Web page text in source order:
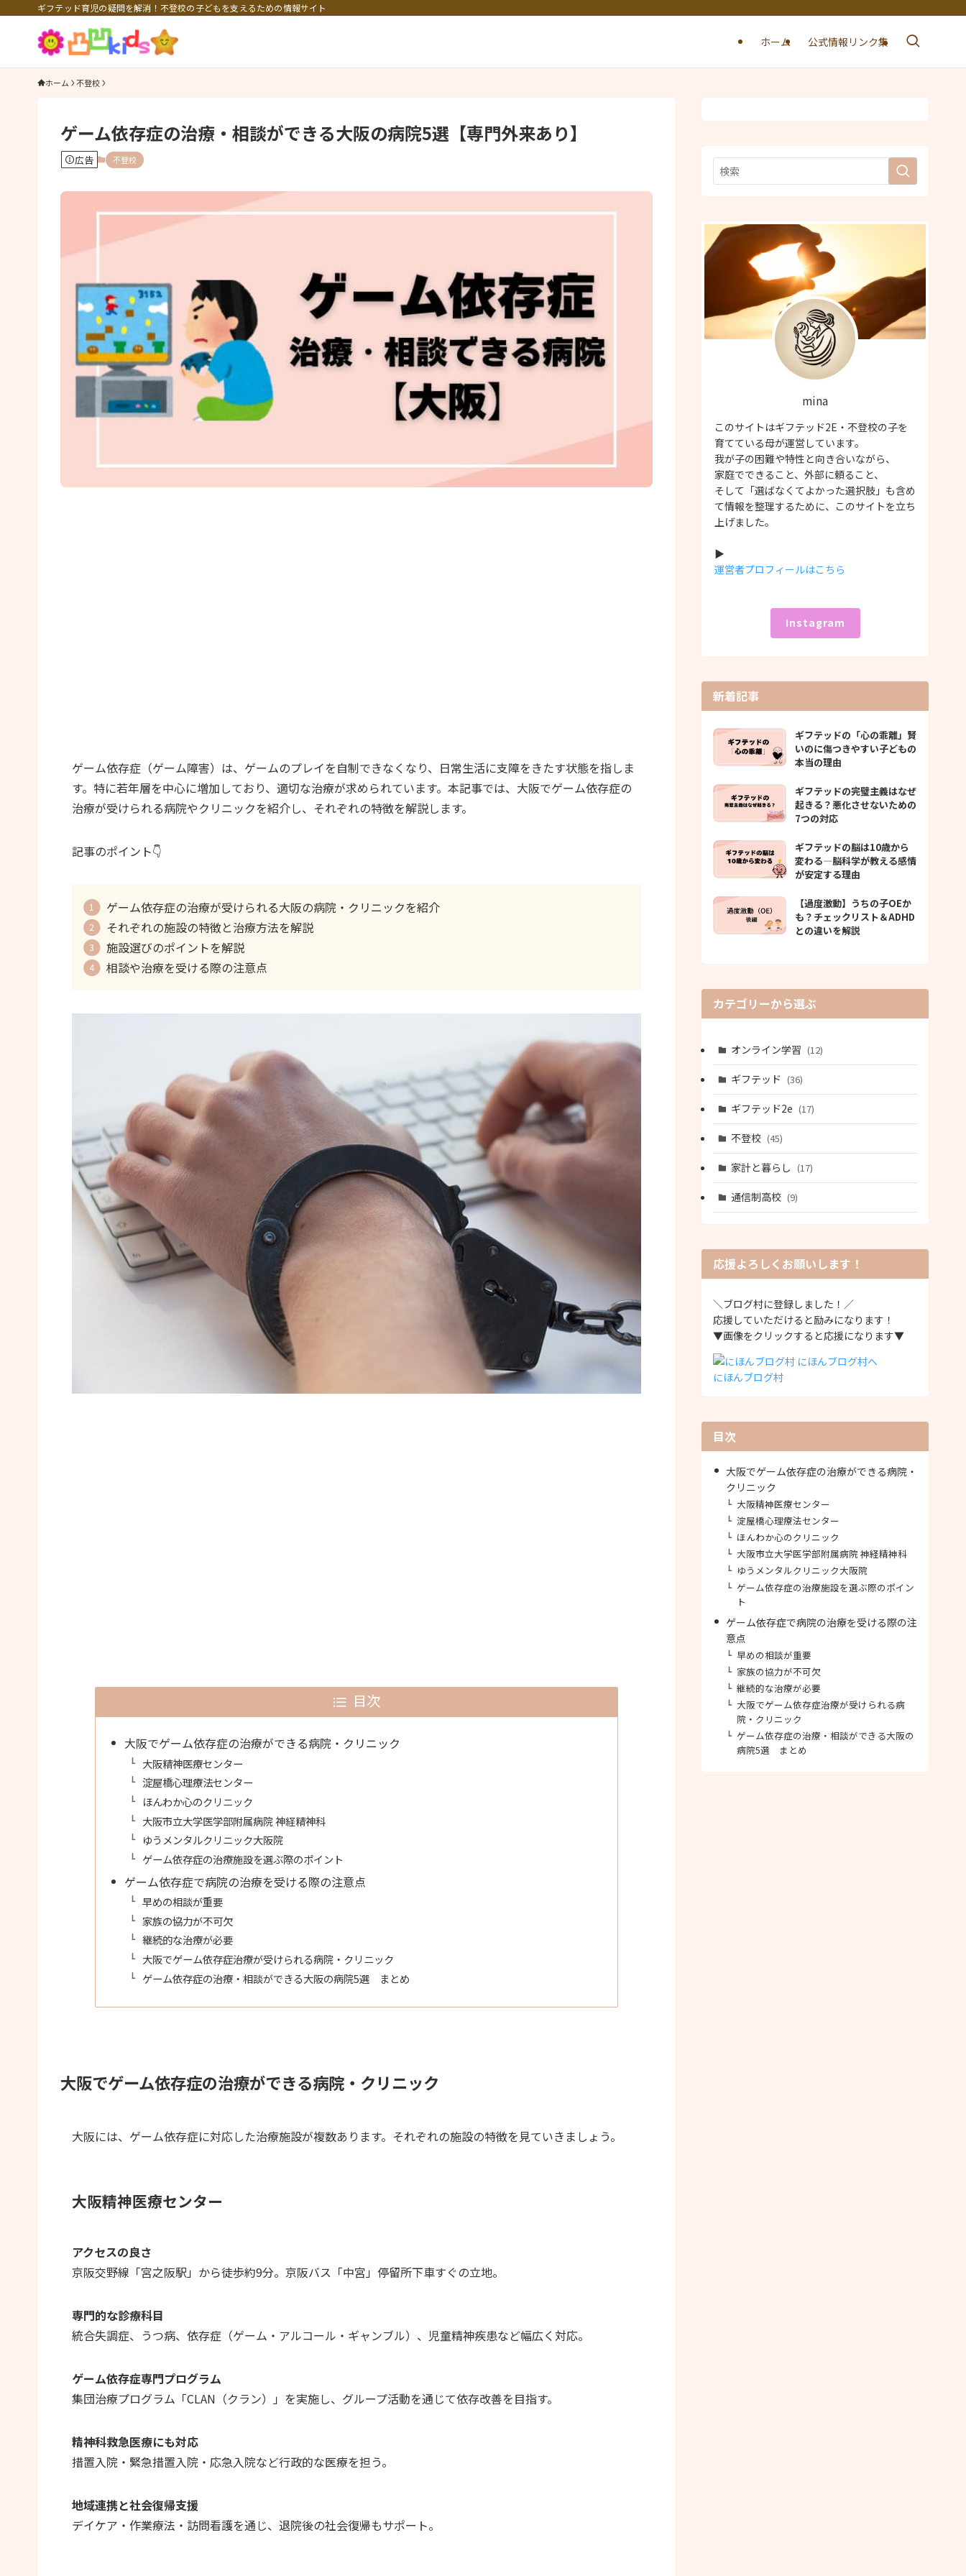
ギフテッド育児の疑問を解消！不登校の子どもを支えるための情報サイト
ホーム 公式情報リンク集
ホーム 不登校
ゲーム依存症の治療・相談ができる大阪の病院5選【専門外来あり】
広告 不登校
ゲーム依存症（ゲーム障害）は、ゲームのプレイを自制できなくなり、日常生活に支障をきたす状態を指しま
す。特に若年層を中心に増加しており、適切な治療が求められています。本記事では、大阪でゲーム依存症の
治療が受けられる病院やクリニックを紹介し、それぞれの特徴を解説します。
記事のポイント👇
ゲーム依存症の治療が受けられる大阪の病院・クリニックを紹介
それぞれの施設の特徴と治療方法を解説
施設選びのポイントを解説
相談や治療を受ける際の注意点
目次
大阪でゲーム依存症の治療ができる病院・クリニック
大阪精神医療センター
淀屋橋心理療法センター
ほんわか心のクリニック
大阪市立大学医学部附属病院 神経精神科
ゆうメンタルクリニック大阪院
ゲーム依存症の治療施設を選ぶ際のポイント
ゲーム依存症で病院の治療を受ける際の注意点
早めの相談が重要
家族の協力が不可欠
継続的な治療が必要
大阪でゲーム依存症治療が受けられる病院・クリニック
ゲーム依存症の治療・相談ができる大阪の病院5選 まとめ
大阪でゲーム依存症の治療ができる病院・クリニック
大阪には、ゲーム依存症に対応した治療施設が複数あります。それぞれの施設の特徴を見ていきましょう。
大阪精神医療センター
アクセスの良さ
京阪交野線「宮之阪駅」から徒歩約9分。京阪バス「中宮」停留所下車すぐの立地。
専門的な診療科目
統合失調症、うつ病、依存症（ゲーム・アルコール・ギャンブル）、児童精神疾患など幅広く対応。
ゲーム依存症専門プログラム
集団治療プログラム「CLAN（クラン）」を実施し、グループ活動を通じて依存改善を目指す。
精神科救急医療にも対応
措置入院・緊急措置入院・応急入院など行政的な医療を担う。
地域連携と社会復帰支援
デイケア・作業療法・訪問看護を通じ、退院後の社会復帰もサポート。
mina
このサイトはギフテッド2E・不登校の子を
育てている母が運営しています。
我が子の困難や特性と向き合いながら、
家庭でできること、外部に頼ること、
そして「選ばなくてよかった選択肢」も含め
て情報を整理するために、このサイトを立ち
上げました。
▶
運営者プロフィールはこちら
Instagram
新着記事
ギフテッドの「心の乖離」賢
いのに傷つきやすい子どもの
本当の理由
ギフテッドの完璧主義はなぜ
起きる？悪化させないための
7つの対応
ギフテッドの脳は10歳から
変わる—脳科学が教える感情
が安定する理由
【過度激動】うちの子OEか
も？チェックリスト＆ADHD
との違いを解説
カテゴリーから選ぶ
オンライン学習 (12)
ギフテッド (36)
ギフテッド2e (17)
不登校 (45)
家計と暮らし (17)
通信制高校 (9)
応援よろしくお願いします！
＼ブログ村に登録しました！／
応援していただけると励みになります！
▼画像をクリックすると応援になります▼
にほんブログ村
目次
大阪でゲーム依存症の治療ができる病院・
クリニック
大阪精神医療センター
淀屋橋心理療法センター
ほんわか心のクリニック
大阪市立大学医学部附属病院 神経精神科
ゆうメンタルクリニック大阪院
ゲーム依存症の治療施設を選ぶ際のポイン
ト
ゲーム依存症で病院の治療を受ける際の注
意点
早めの相談が重要
家族の協力が不可欠
継続的な治療が必要
大阪でゲーム依存症治療が受けられる病
院・クリニック
ゲーム依存症の治療・相談ができる大阪の
病院5選 まとめ